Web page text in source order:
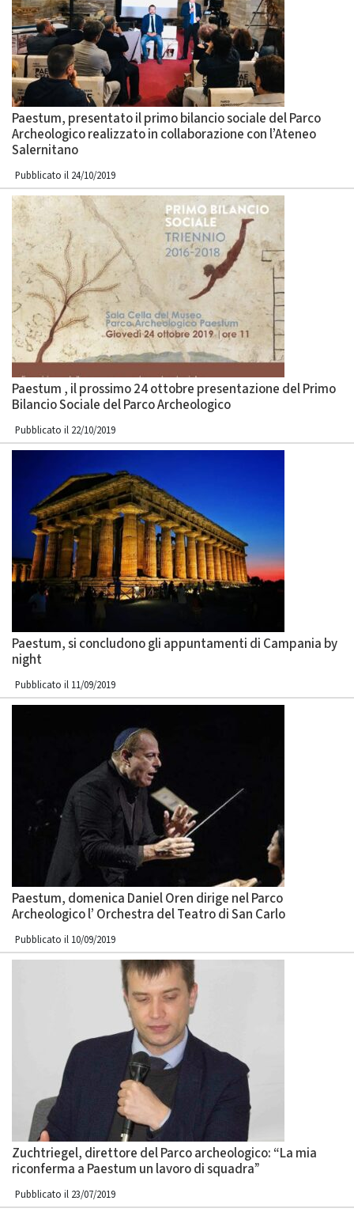
Paestum, presentato il primo bilancio sociale del Parco
Archeologico realizzato in collaborazione con l’Ateneo
Salernitano
Pubblicato il 24/10/2019
Paestum , il prossimo 24 ottobre presentazione del Primo
Bilancio Sociale del Parco Archeologico
Pubblicato il 22/10/2019
Paestum, si concludono gli appuntamenti di Campania by
night
Pubblicato il 11/09/2019
Paestum, domenica Daniel Oren dirige nel Parco
Archeologico l’ Orchestra del Teatro di San Carlo
Pubblicato il 10/09/2019
Zuchtriegel, direttore del Parco archeologico: “La mia
riconferma a Paestum un lavoro di squadra”
Pubblicato il 23/07/2019